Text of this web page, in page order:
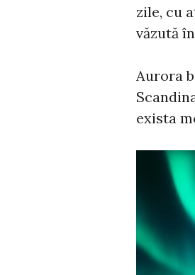
zile, cu
văzută
Aurora
exista